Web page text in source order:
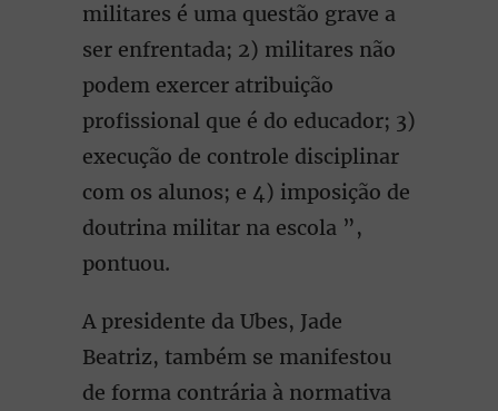
militares é uma questão grave a
ser enfrentada; 2) militares não
podem exercer atribuição
profissional que é do educador; 3)
execução de controle disciplinar
com os alunos; e 4) imposição de
doutrina militar na escola ”,
pontuou.
A presidente da Ubes, Jade
Beatriz, também se manifestou
de forma contrária à normativa